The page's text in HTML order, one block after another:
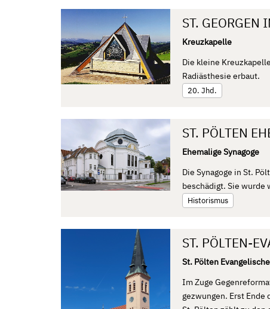
ST. GEORGEN
Kreuzkapelle
Die kleine
Radiästhesie erbaut.
20. Jhd.
ST. PÖLTEN
Ehemalige Synagoge
Die Synagoge in St.
beschädigt. Sie
Historismus
ST. PÖLTEN-
St. Pölten
Im Zuge
gezwungen. Erst